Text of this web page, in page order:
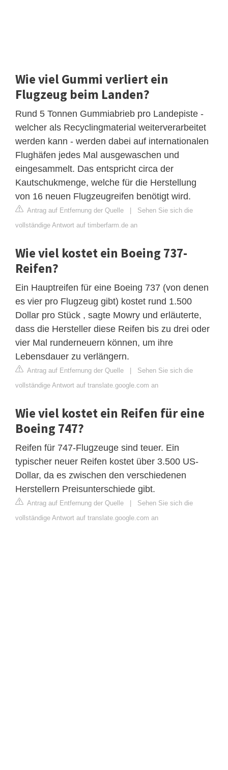
Wie viel Gummi verliert ein
Flugzeug beim Landen?
Rund 5 Tonnen Gummiabrieb pro Landepiste -
welcher als Recyclingmaterial weiterverarbeitet
werden kann - werden dabei auf internationalen
Flughäfen jedes Mal ausgewaschen und
eingesammelt. Das entspricht circa der
Kautschukmenge, welche für die Herstellung
von 16 neuen Flugzeugreifen benötigt wird.
Antrag auf Entfernung der Quelle | Sehen Sie sich die
vollständige Antwort auf timberfarm.de an
Wie viel kostet ein Boeing 737-
Reifen?
Ein Hauptreifen für eine Boeing 737 (von denen
es vier pro Flugzeug gibt) kostet rund 1.500
Dollar pro Stück , sagte Mowry und erläuterte,
dass die Hersteller diese Reifen bis zu drei oder
vier Mal runderneuern können, um ihre
Lebensdauer zu verlängern.
Antrag auf Entfernung der Quelle | Sehen Sie sich die
vollständige Antwort auf translate.google.com an
Wie viel kostet ein Reifen für eine
Boeing 747?
Reifen für 747-Flugzeuge sind teuer. Ein
typischer neuer Reifen kostet über 3.500 US-
Dollar, da es zwischen den verschiedenen
Herstellern Preisunterschiede gibt.
Antrag auf Entfernung der Quelle | Sehen Sie sich die
vollständige Antwort auf translate.google.com an